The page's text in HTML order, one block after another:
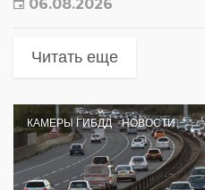
06.08.2026
Читать еще
КАМЕРЫ ГИБДД НОВОСТИ